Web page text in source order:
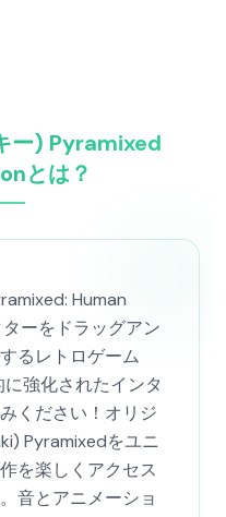
ー) Pyramixed
とは？
Human
ーをドラッグアン
るレトロゲーム
強化されたインタ
ください！オリジ
Pyramixedをユニ
を楽しくアクセス
音とアニメーショ